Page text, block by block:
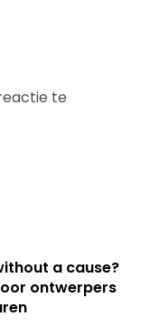
te
a cause?
ontwerpers